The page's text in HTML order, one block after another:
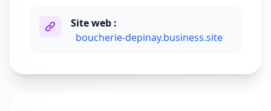
Site web :
boucherie-depinay.business.site